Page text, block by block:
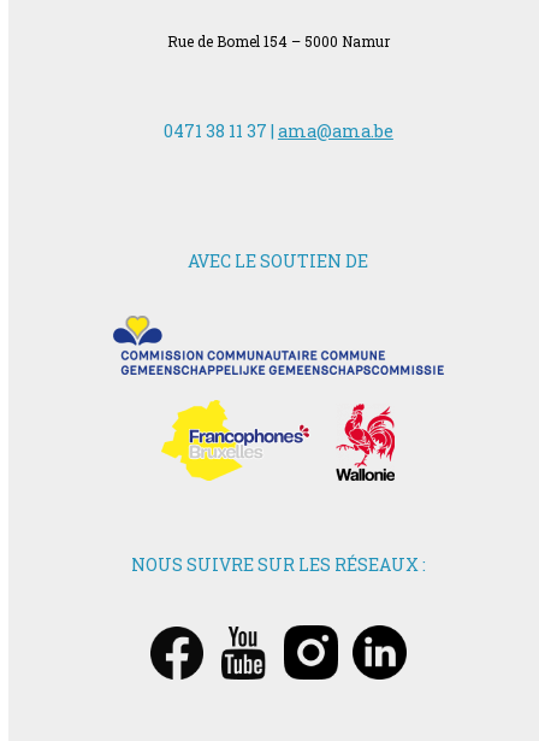
Rue de Bomel 154 – 5000 Namur
0471 38 11 37 | ama@ama.be
AVEC LE SOUTIEN DE
NOUS SUIVRE SUR LES RÉSEAUX :